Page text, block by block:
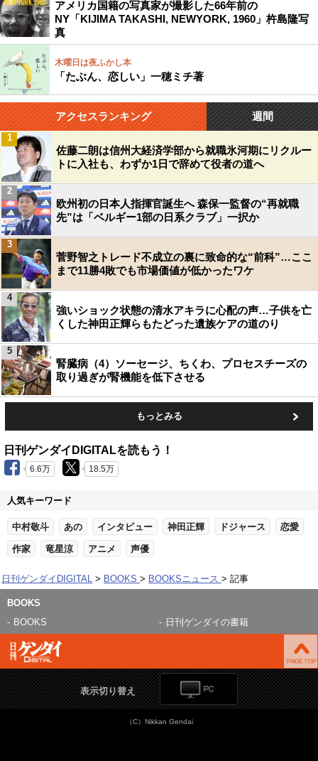
アメリカ国籍の写真家が撮影した66年前の
NY「KIJIMA TAKASHI, NEWYORK, 1960」杵島隆写
真
木曜日は夜ふかし本
「たぶん、恋しい」一穂ミチ著
アクセスランキング 週間
佐藤二朗は信州大経済学部から就職氷河期にリクルー
トに入社も、わずか1日で辞めて役者の道へ
1
欧州初の日本人指揮官誕生へ 森保一監督の“再就職
先”は「ベルギー1部の日系クラブ」一択か
2
菅野智之トレード不成立の裏に致命的な“前科”…ここ
まで11勝4敗でも市場価値が低かったワケ
3
強いショック状態の清水アキラに心配の声…子供を亡
くした神田正輝らもたどった遺族ケアの道のり
4
腎臓病（4）ソーセージ、ちくわ、プロセスチーズの
取り過ぎが腎機能を低下させる
5
もっとみる
日刊ゲンダイDIGITALを読もう！
6.6万 18.5万
人気キーワード
中村敬斗 あの インタビュー 神田正輝 ドジャース 恋愛
作家 竜星涼 アニメ 声優
日刊ゲンダイDIGITAL BOOKS BOOKSニュース 記事
BOOKS
BOOKS
日刊ゲンダイの書籍
表示切り替え
（C）Nikkan Gendai